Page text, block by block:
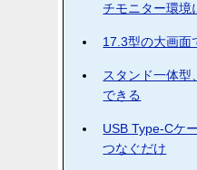
チモニター環境
17.3型の大画面
スタンド一体型
できる
USB Type-Cケ
つなぐだけ